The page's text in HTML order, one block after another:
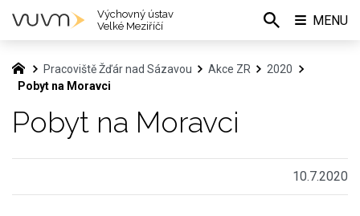
Pracoviště Žďár nad Sázavou Akce ZR
2020
Pobyt na Moravci
Pobyt na Moravci
10.7.2020
Výchovný ústav
Velké Meziříčí
MENU